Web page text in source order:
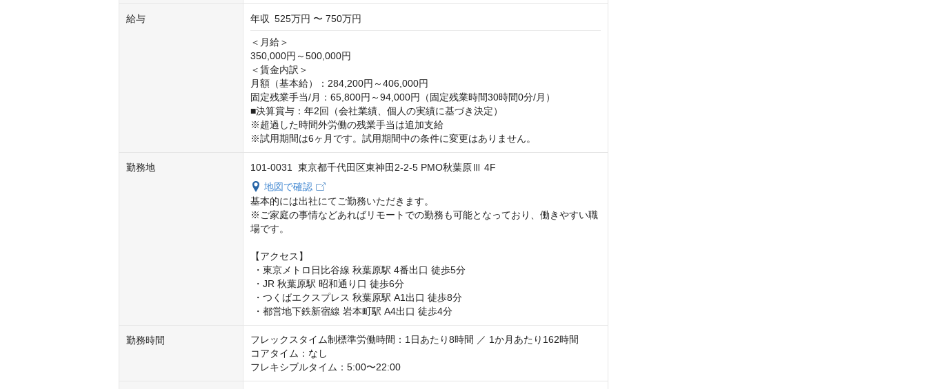
給与 年収 525万円 〜 750万円
＜月給＞
350,000円～500,000円
＜賃金内訳＞
月額（基本給）：284,200円～406,000円
固定残業手当/月：65,800円～94,000円（固定残業時間30時間0分/月）
■決算賞与：年2回（会社業績、個人の実績に基づき決定）
※超過した時間外労働の残業手当は追加支給
※試用期間は6ヶ月です。試用期間中の条件に変更はありません。
勤務地
101-0031 東京都千代田区東神田2-2-5 PMO秋葉原Ⅲ 4F
地図で確認
基本的には出社にてご勤務いただきます。
※ご家庭の事情などあればリモートでの勤務も可能となっており、働きやすい職
場です。
【アクセス】
・都営地下鉄新宿線 岩本町駅 A4出口 徒歩4分
勤務時間
フレックスタイム制標準労働時間：1日あたり8時間 ／ 1か月あたり162時間
コアタイム：なし
フレキシブルタイム：5:00〜22:00